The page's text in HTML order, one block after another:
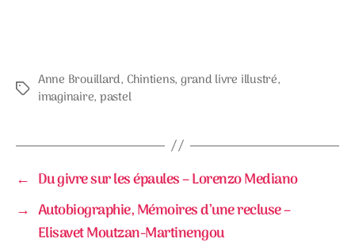
Étiquettes
Anne Brouillard, Chintiens, grand livre illustré,
imaginaire, pastel
← Du givre sur les épaules – Lorenzo Mediano
→ Autobiographie, Mémoires d’une recluse –
Elisavet Moutzan-Martinengou